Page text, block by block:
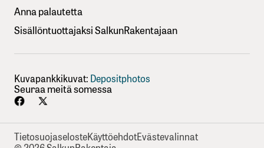
Anna palautetta
Sisällöntuottajaksi SalkunRakentajaan
Kuvapankkikuvat: Depositphotos
Seuraa meitä somessa
TietosuojaselosteKäyttöehdotEvästevalinnat